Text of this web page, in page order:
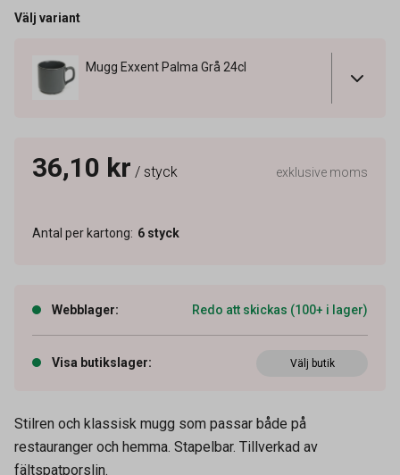
Välj variant
Mugg Exxent Palma Grå 24cl
36,10 kr / styck exklusive moms
Antal per kartong: 6 styck
Webblager: Redo att skickas (100+ i lager)
Visa butikslager: Välj butik
Stilren och klassisk mugg som passar både på
restauranger och hemma. Stapelbar. Tillverkad av
fältspatporslin.
Volym